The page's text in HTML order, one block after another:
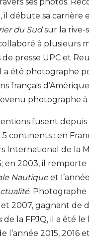
il débute sa carrière
du Sudsur la rive-
à plusieurs
de presse UPC et
a été photographe
français
photographe à
fusent depuis
continents : en
International de la
en 2003, il
Nautique et
. Photographe
et 2007, gagnant de
de la FPJQ, il a été
l’année 2015, 2016